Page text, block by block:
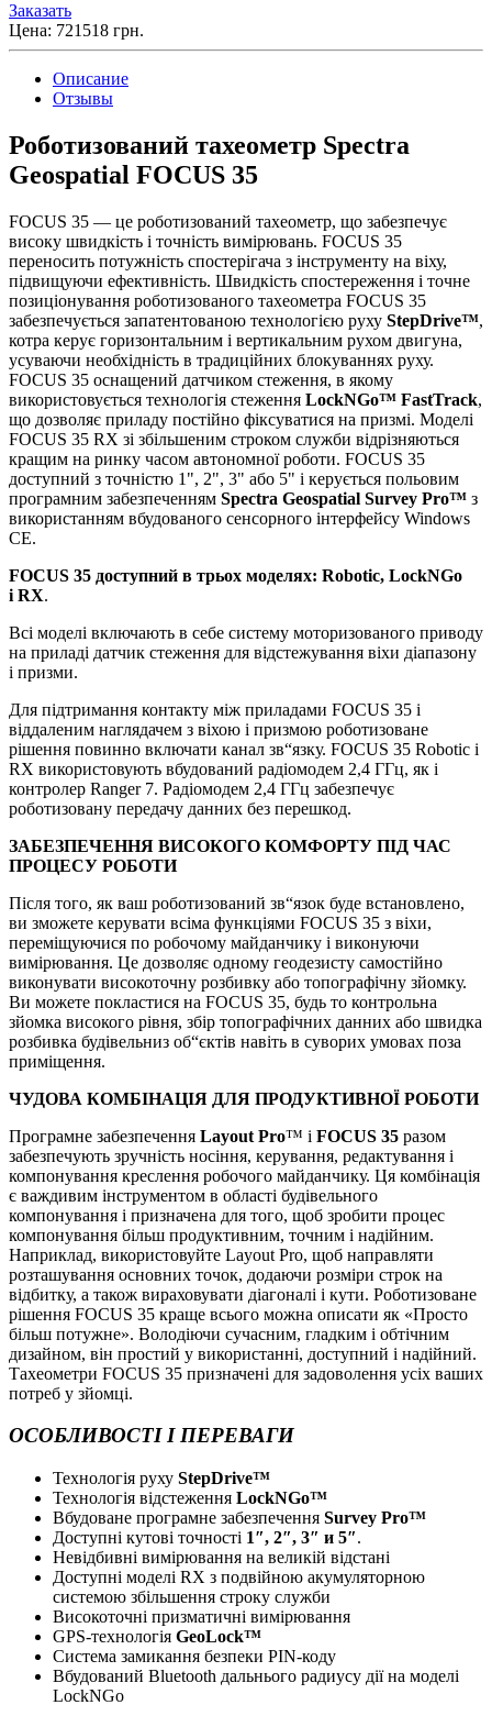
Заказать
Цена: 721518 грн.
Описание
Отзывы
Роботизований тахеометр Spectra
Geospatial FOCUS 35
FOCUS 35 — це роботизований тахеометр, що забезпечує
високу швидкість і точність вимірювань. FOCUS 35
переносить потужність спостерігача з інструменту на віху,
підвищуючи ефективність. Швидкість спостереження і точне
позиціонування роботизованого тахеометра FOCUS 35
забезпечується запатентованою технологією руху StepDrive™,
котра керує горизонтальним і вертикальним рухом двигуна,
усуваючи необхідність в традиційних блокуваннях руху.
FOCUS 35 оснащений датчиком стеження, в якому
використовується технологія стеження LockNGo™ FastTrack,
що дозволяє приладу постійно фіксуватися на призмі. Моделі
FOCUS 35 RX зі збільшеним строком служби відрізняються
кращим на ринку часом автономної роботи. FOCUS 35
доступний з точністю 1", 2", 3" або 5" і керується польовим
програмним забезпеченням Spectra Geospatial Survey Pro™ з
використанням вбудованого сенсорного інтерфейсу Windows
CE.
FOCUS 35 доступний в трьох моделях: Robotic, LockNGo
і RX.
Всі моделі включають в себе систему моторизованого приводу
на приладі датчик стеження для відстежування віхи діапазону
і призми.
Для підтримання контакту між приладами FOCUS 35 і
віддаленим наглядачем з віхою і призмою роботизоване
рішення повинно включати канал зв“язку. FOCUS 35 Robotic і
RX використовують вбудований радіомодем 2,4 ГГц, як і
контролер Ranger 7. Радіомодем 2,4 ГГц забезпечує
роботизовану передачу данних без перешкод.
ЗАБЕЗПЕЧЕННЯ ВИСОКОГО КОМФОРТУ ПІД ЧАС
ПРОЦЕСУ РОБОТИ
Після того, як ваш роботизований зв“язок буде встановлено,
ви зможете керувати всіма функціями FOCUS 35 з віхи,
переміщуючися по робочому майданчику і виконуючи
вимірювання. Це дозволяє одному геодезисту самостійно
виконувати високоточну розбивку або топографічну зйомку.
Ви можете покластися на FOCUS 35, будь то контрольна
зйомка високого рівня, збір топографічних данних або швидка
розбивка будівельниз об“єктів навіть в суворих умовах поза
приміщення.
ЧУДОВА КОМБІНАЦІЯ ДЛЯ ПРОДУКТИВНОЇ РОБОТИ
Програмне забезпечення Layout Pro™ і FOCUS 35 разом
забезпечують зручність носіння, керування, редактування і
компонування креслення робочого майданчику. Ця комбінація
є важдивим інструментом в області будівельного
компонування і призначена для того, щоб зробити процес
компонування більш продуктивним, точним і надійним.
Наприклад, використовуйте Layout Pro, щоб направляти
розташування основних точок, додаючи розміри строк на
відбитку, а також вираховувати діагоналі і кути. Роботизоване
рішення FOCUS 35 краще всього можна описати як «Просто
більш потужне». Володіючи сучасним, гладким і обтічним
дизайном, він простий у використанні, доступний і надійний.
Тахеометри FOCUS 35 призначені для задоволення усіх ваших
потреб у зйомці.
ОСОБЛИВОСТІ І ПЕРЕВАГИ
Технологія руху StepDrive™
Технологія відстеження LockNGo™
Вбудоване програмне забезпечення Survey Pro™
Доступні кутові точності 1″, 2″, 3″ и 5″.
Невідбивні вимірювання на великій відстані
Доступні моделі RX з подвійною акумуляторною
системою збільшення строку служби
Високоточні призматичні вимірювання
GPS-технологія GeoLock™
Система замикання безпеки PIN-коду
Вбудований Bluetooth дальнього радиусу дії на моделі
LockNGo